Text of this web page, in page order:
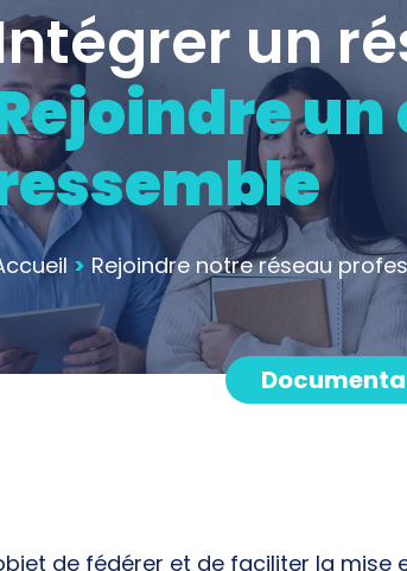
un
> Rejoindre notre réseau
de fédérer et de faciliter la mise